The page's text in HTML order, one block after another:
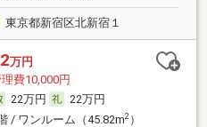
東京都新宿区北新宿１
万円
費10,000円
22万円
22万円
/ ワンルーム（45.82m2）